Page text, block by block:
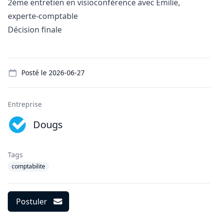
2ème entretien en visioconférence avec Emilie,
experte-comptable
Décision finale
Posté le 2026-06-27
Entreprise
Dougs
Tags
comptabilite
Postuler